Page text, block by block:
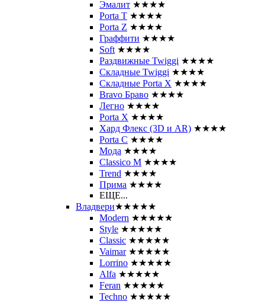
Эмалит ★★★★
Porta T ★★★★
Porta Z ★★★★
Граффити ★★★★
Soft ★★★★
Раздвижные Twiggi ★★★★
Складные Twiggi ★★★★
Складные Porta X ★★★★
Bravo Браво ★★★★
Легно ★★★★
Porta X ★★★★
Хард Флекс (3D и AR) ★★★★
Porta C ★★★★
Мода ★★★★
Classico M ★★★★
Trend ★★★★
Прима ★★★★
ЕЩЕ...
Владвери★★★★★
Modern ★★★★★
Style ★★★★★
Classic ★★★★★
Vaimar ★★★★★
Lorrino ★★★★★
Alfa ★★★★★
Feran ★★★★★
Techno ★★★★★